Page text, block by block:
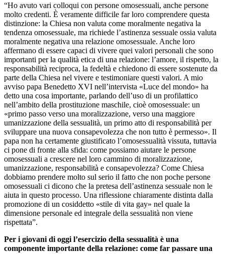
“Ho avuto vari colloqui con persone omosessuali, anche persone
molto credenti. È veramente difficile far loro comprendere questa
distinzione: la Chiesa non valuta come moralmente negativa la
tendenza omosessuale, ma richiede l’astinenza sessuale ossia valuta
moralmente negativa una relazione omosessuale. Anche loro
affermano di essere capaci di vivere quei valori personali che sono
importanti per la qualità etica di una relazione: l’amore, il rispetto, la
responsabilità reciproca, la fedeltà e chiedono di essere sostenute da
parte della Chiesa nel vivere e testimoniare questi valori. A mio
avviso papa Benedetto XVI nell’intervista «Luce del mondo» ha
detto una cosa importante, parlando dell’uso di un profilattico
nell’ambito della prostituzione maschile, cioè omosessuale: un
«primo passo verso una moralizzazione, verso una maggiore
umanizzazione della sessualità, un primo atto di responsabilità per
sviluppare una nuova consapevolezza che non tutto è permesso». Il
papa non ha certamente giustificato l’omosessualità vissuta, tuttavia
ci pone di fronte alla sfida: come possiamo aiutare le persone
omosessuali a crescere nel loro cammino di moralizzazione,
umanizzazione, responsabilità e consapevolezza? Come Chiesa
dobbiamo prendere molto sul serio il fatto che non poche persone
omosessuali ci dicono che la pretesa dell’astinenza sessuale non le
aiuta in questo processo. Una riflessione chiaramente distinta dalla
promozione di un cosiddetto «stile di vita gay» nel quale la
dimensione personale ed integrale della sessualità non viene
rispettata”.
Per i giovani di oggi l’esercizio della sessualità è una
componente importante della relazione: come far passare una